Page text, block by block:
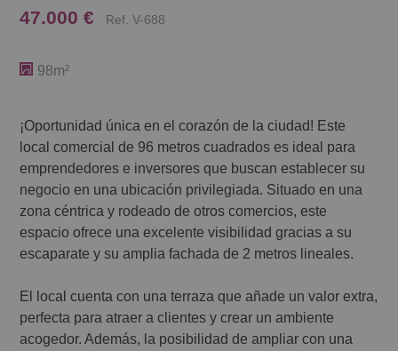
47.000 € Ref. V-688
98m²
¡Oportunidad única en el corazón de la ciudad! Este
local comercial de 96 metros cuadrados es ideal para
emprendedores e inversores que buscan establecer su
negocio en una ubicación privilegiada. Situado en una
zona céntrica y rodeado de otros comercios, este
espacio ofrece una excelente visibilidad gracias a su
escaparate y su amplia fachada de 2 metros lineales.
El local cuenta con una terraza que añade un valor extra,
perfecta para atraer a clientes y crear un ambiente
acogedor. Además, la posibilidad de ampliar con una